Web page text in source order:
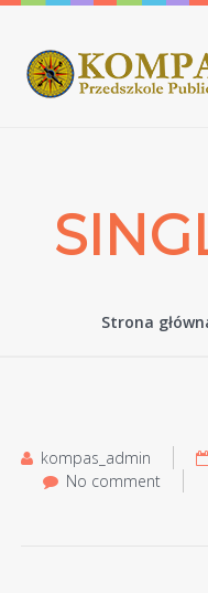
Strona
kompas_admin
No comment